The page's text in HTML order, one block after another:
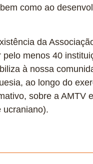
como ao
da
menos 40
à nossa
ao longo do
sobre a AMTV
ucraniano).